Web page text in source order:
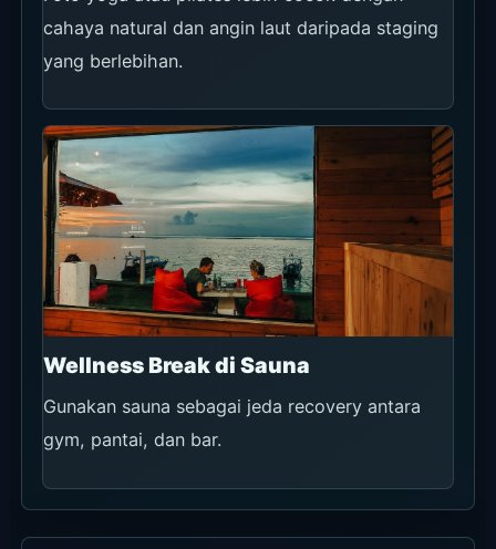
cahaya natural dan angin laut daripada staging
yang berlebihan.
Wellness Break di Sauna
Gunakan sauna sebagai jeda recovery antara
gym, pantai, dan bar.